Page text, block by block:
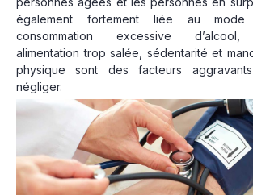
également fortement liée au
consommation excessive d’alcool,
alimentation trop salée, sédentarité et
physique sont des facteurs
négliger.